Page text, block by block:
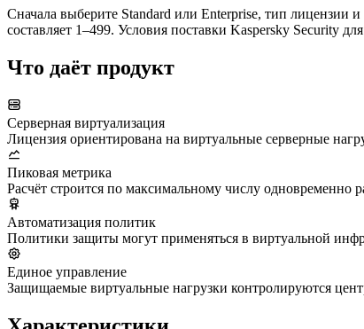
Сначала выберите Standard или Enterprise, тип лицензии
составляет 1–499. Условия поставки Kaspersky Security
Что даёт продукт
Серверная виртуализация
Лицензия ориентирована на виртуальные серверные
Пиковая метрика
Расчёт строится по максимальному числу одновременно
Автоматизация политик
Политики защиты могут применяться в виртуальной
Единое управление
Защищаемые виртуальные нагрузки контролируются